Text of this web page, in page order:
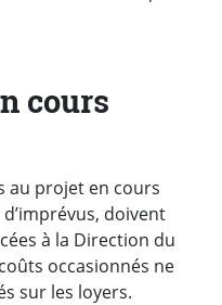
cours
au projet en cours
d’imprévus, doivent
à la Direction du
occasionnés ne
sur les loyers.